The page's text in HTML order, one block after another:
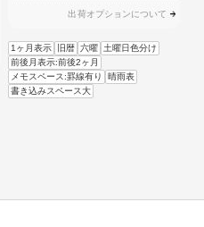
出荷オプションについて
1ヶ月表示 旧暦 六曜 土曜日色分け
前後月表示:前後2ヶ月
メモスペース:罫線有り
晴雨表
書き込みスペース大